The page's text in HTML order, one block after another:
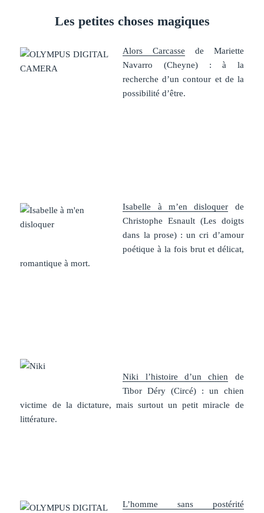
Les petites choses magiques
Alors Carcasse de Mariette
Navarro (Cheyne) : à la
recherche d’un contour et de la
possibilité d’être.
Isabelle à m’en disloquer de
Christophe Esnault (Les doigts
dans la prose) : un cri d’amour
poétique à la fois brut et délicat,
romantique à mort.
Niki l’histoire d’un chien de
Tibor Déry (Circé) : un chien
victime de la dictature, mais surtout un petit miracle de
littérature.
L’homme sans postérité